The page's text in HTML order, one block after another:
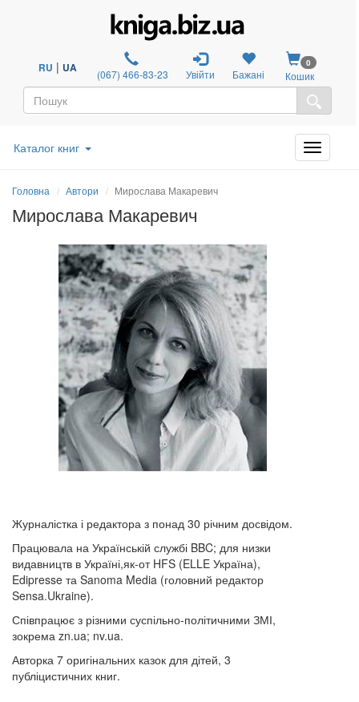
RU | UA (067) 466-83-23 Увійти Бажані
0
Кошик
Каталог книг
Головна Автори Мирослава Макаревич
Мирослава Макаревич
Журналістка і редактора з понад 30 річним досвідом.
Працювала на Українській службі BBC; для низки
видавництв в Україні,як-от HFS (ELLE Україна),
Edipresse та Sanoma Media (головний редактор
Sensa.Ukraine).
Співпрацює з різними суспільно-політичними ЗМІ,
зокрема zn.ua; nv.ua.
Авторка 7 оригінальних казок для дітей, 3
публіцистичних книг.